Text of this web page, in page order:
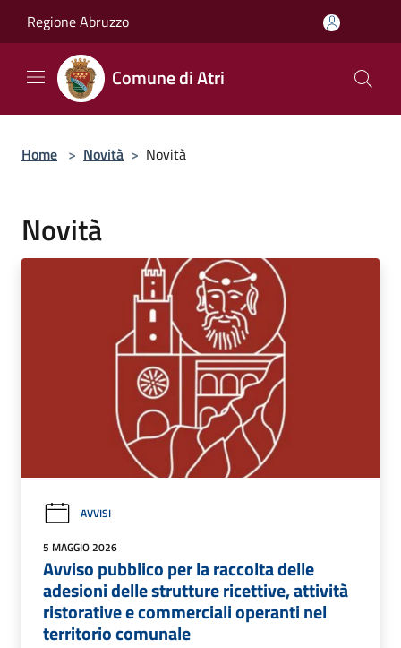
Regione Abruzzo
Comune di Atri
Home > Novità > Novità
Novità
AVVISI
5 MAGGIO 2026
Avviso pubblico per la raccolta delle
adesioni delle strutture ricettive, attività
ristorative e commerciali operanti nel
territorio comunale